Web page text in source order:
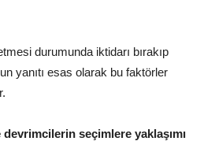
durumunda iktidarı bırakıp
yanıtı esas olarak bu faktörler
seçimlere yaklaşımı